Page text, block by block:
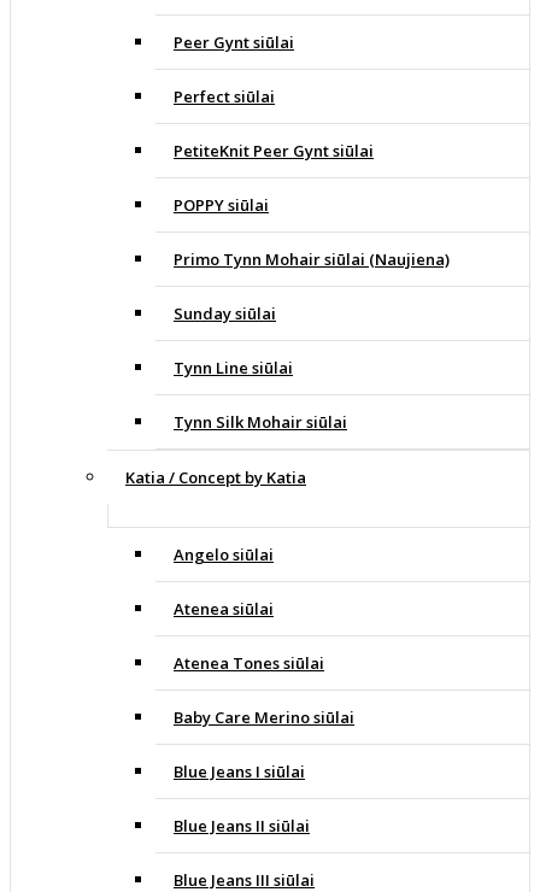
Peer Gynt siūlai
Perfect siūlai
PetiteKnit Peer Gynt siūlai
POPPY siūlai
Primo Tynn Mohair siūlai (Naujiena)
Sunday siūlai
Tynn Line siūlai
Tynn Silk Mohair siūlai
Katia / Concept by Katia
Angelo siūlai
Atenea siūlai
Atenea Tones siūlai
Baby Care Merino siūlai
Blue Jeans I siūlai
Blue Jeans II siūlai
Blue Jeans III siūlai